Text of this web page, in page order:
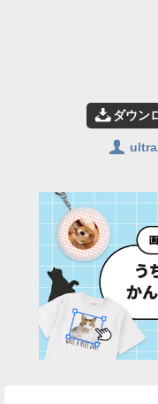
📥ダウン
👤